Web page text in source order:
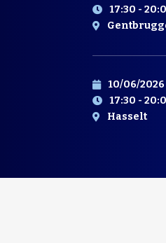
17:30 -
10/06/2026
17:30 -
Hasselt